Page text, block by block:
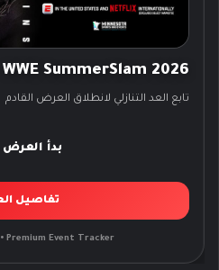
WWE SummerSlam 2026
تابع العد التنازلي لانطلاق العرض القادم
بدأ العرض
تفاصيل
Premium Event Tracker